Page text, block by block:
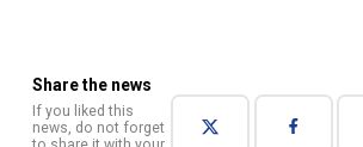
Share the news
If you liked this
news, do not forget